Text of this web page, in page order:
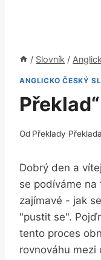
/ Slovník /
ANGLICKO ČESKÝ
Od Překlady
Dobrý ⁣den⁢ a
se podíváme
zajímavé -⁢ jak
"pustit⁣ se".
tento​ proces
⁣rovnováhu ‌mezi